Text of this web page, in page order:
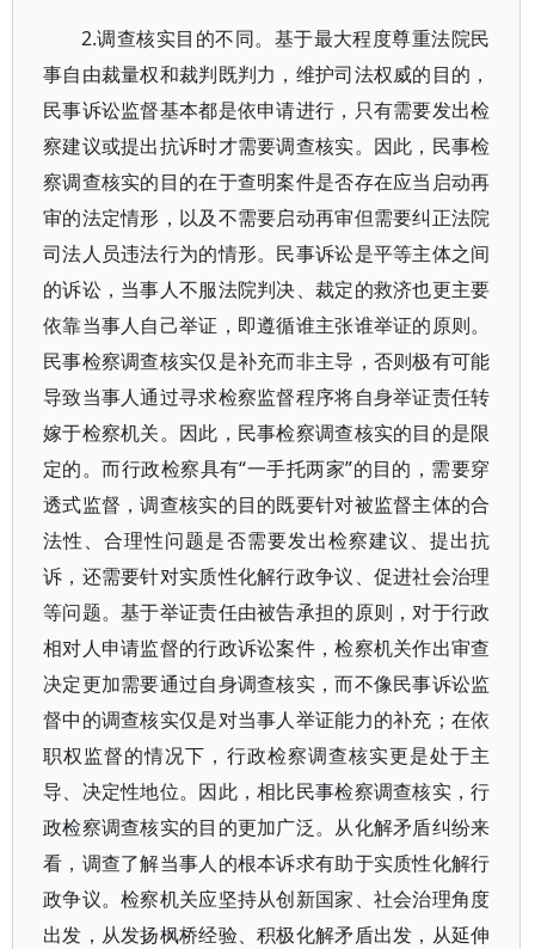
2.调查核实目的不同。基于最大程度尊重法院民
事自由裁量权和裁判既判力，维护司法权威的目的，
民事诉讼监督基本都是依申请进行，只有需要发出检
察建议或提出抗诉时才需要调查核实。因此，民事检
察调查核实的目的在于查明案件是否存在应当启动再
审的法定情形，以及不需要启动再审但需要纠正法院
司法人员违法行为的情形。民事诉讼是平等主体之间
的诉讼，当事人不服法院判决、裁定的救济也更主要
依靠当事人自己举证，即遵循谁主张谁举证的原则。
民事检察调查核实仅是补充而非主导，否则极有可能
导致当事人通过寻求检察监督程序将自身举证责任转
嫁于检察机关。因此，民事检察调查核实的目的是限
定的。而行政检察具有“一手托两家”的目的，需要穿
透式监督，调查核实的目的既要针对被监督主体的合
法性、合理性问题是否需要发出检察建议、提出抗
诉，还需要针对实质性化解行政争议、促进社会治理
等问题。基于举证责任由被告承担的原则，对于行政
相对人申请监督的行政诉讼案件，检察机关作出审查
决定更加需要通过自身调查核实，而不像民事诉讼监
督中的调查核实仅是对当事人举证能力的补充；在依
职权监督的情况下，行政检察调查核实更是处于主
导、决定性地位。因此，相比民事检察调查核实，行
政检察调查核实的目的更加广泛。从化解矛盾纠纷来
看，调查了解当事人的根本诉求有助于实质性化解行
政争议。检察机关应坚持从创新国家、社会治理角度
出发，从发扬枫桥经验、积极化解矛盾出发，从延伸